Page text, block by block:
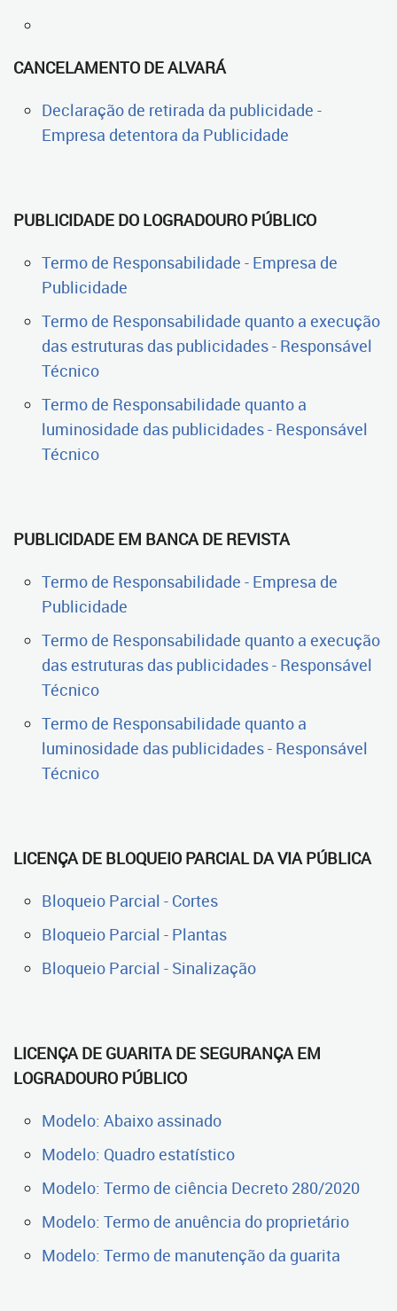
CANCELAMENTO DE ALVARÁ
Declaração de retirada da publicidade -
Empresa detentora da Publicidade
PUBLICIDADE DO LOGRADOURO PÚBLICO
Termo de Responsabilidade - Empresa de
Publicidade
Termo de Responsabilidade quanto a execução
das estruturas das publicidades - Responsável
Técnico
Termo de Responsabilidade quanto a
luminosidade das publicidades - Responsável
Técnico
PUBLICIDADE EM BANCA DE REVISTA
Termo de Responsabilidade - Empresa de
Publicidade
Termo de Responsabilidade quanto a execução
das estruturas das publicidades - Responsável
Técnico
Termo de Responsabilidade quanto a
luminosidade das publicidades - Responsável
Técnico
LICENÇA DE BLOQUEIO PARCIAL DA VIA PÚBLICA
Bloqueio Parcial - Cortes
Bloqueio Parcial - Plantas
Bloqueio Parcial - Sinalização
LICENÇA DE GUARITA DE SEGURANÇA EM
LOGRADOURO PÚBLICO
Modelo: Abaixo assinado
Modelo: Quadro estatístico
Modelo: Termo de ciência Decreto 280/2020
Modelo: Termo de anuência do proprietário
Modelo: Termo de manutenção da guarita